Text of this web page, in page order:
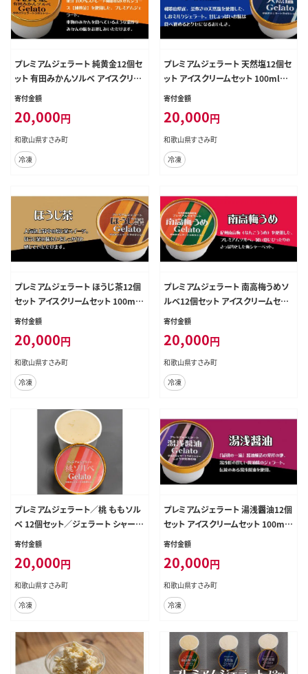
プレミアムジェラート 純黄金12個セ
ット 有田みかんソルベ アイスクリー
ムセット 100mlカップ ゆあさジェラ
寄付金額
20,000円
和歌山県すさみ町
冷凍
プレミアムジェラート 天然塩12個セ
ット アイスクリームセット 100mlカ
ップ ゆあさジェラートラボラトリー
寄付金額
20,000円
和歌山県すさみ町
冷凍
プレミアムジェラート ほうじ茶12個
セット アイスクリームセット 100ml
カップ ゆあさジェラートラボラトリ
寄付金額
20,000円
和歌山県すさみ町
冷凍
プレミアムジェラート 南高梅うめソ
ルベ12個セット アイスクリームセッ
ト 100mlカップ ゆあさジェラートラ
寄付金額
20,000円
和歌山県すさみ町
冷凍
プレミアムジェラート／桃 ももソル
ベ 12個セット／ジェラート シャーベ
ット アイスクリーム 100ml ／ゆあ
文左衛門本舗 SenZanAn Premiu
m Ice Cream【sutb700-10】
寄付金額
20,000円
和歌山県すさみ町
冷凍
プレミアムジェラート 湯浅醤油12個
セット アイスクリームセット 100ml
カップ ゆあさジェラートラボラトリ
寄付金額
20,000円
和歌山県すさみ町
冷凍